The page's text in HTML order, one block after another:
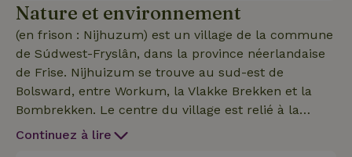
superposés avec matelas et oreillers, une table à
manger et 4 chaises. Tu trouveras aussi un coin
cuisine tout simple et, si besoin, du chauffage.
Derrière les cabanes de randonnée, il y a un bloc
sanitaire avec une douche et des toilettes.
Nature et environnement
(en frison : Nijhuzum) est un village de la commune
de Súdwest-Fryslân, dans la province néerlandaise
de Frise. Nijhuizum se trouve au sud-est de
Bolsward, entre Workum, la Vlakke Brekken et la
Bombrekken. Le centre du village est relié à la
Vlakke Brekken par le canal Nijhuizumervaart et De
Continuez à lire